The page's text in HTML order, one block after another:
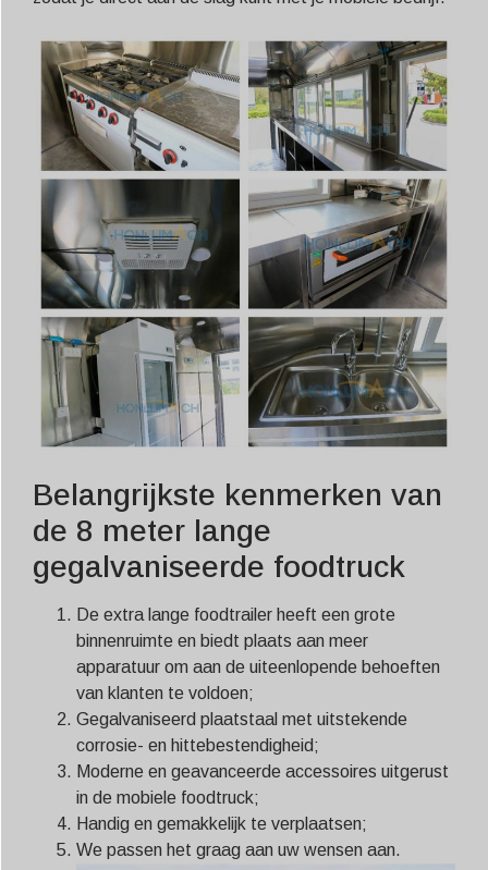
Belangrijkste kenmerken van
de 8 meter lange
gegalvaniseerde foodtruck
De extra lange foodtrailer heeft een grote
binnenruimte en biedt plaats aan meer
apparatuur om aan de uiteenlopende behoeften
van klanten te voldoen;
Gegalvaniseerd plaatstaal met uitstekende
corrosie- en hittebestendigheid;
Moderne en geavanceerde accessoires uitgerust
in de mobiele foodtruck;
Handig en gemakkelijk te verplaatsen;
We passen het graag aan uw wensen aan.